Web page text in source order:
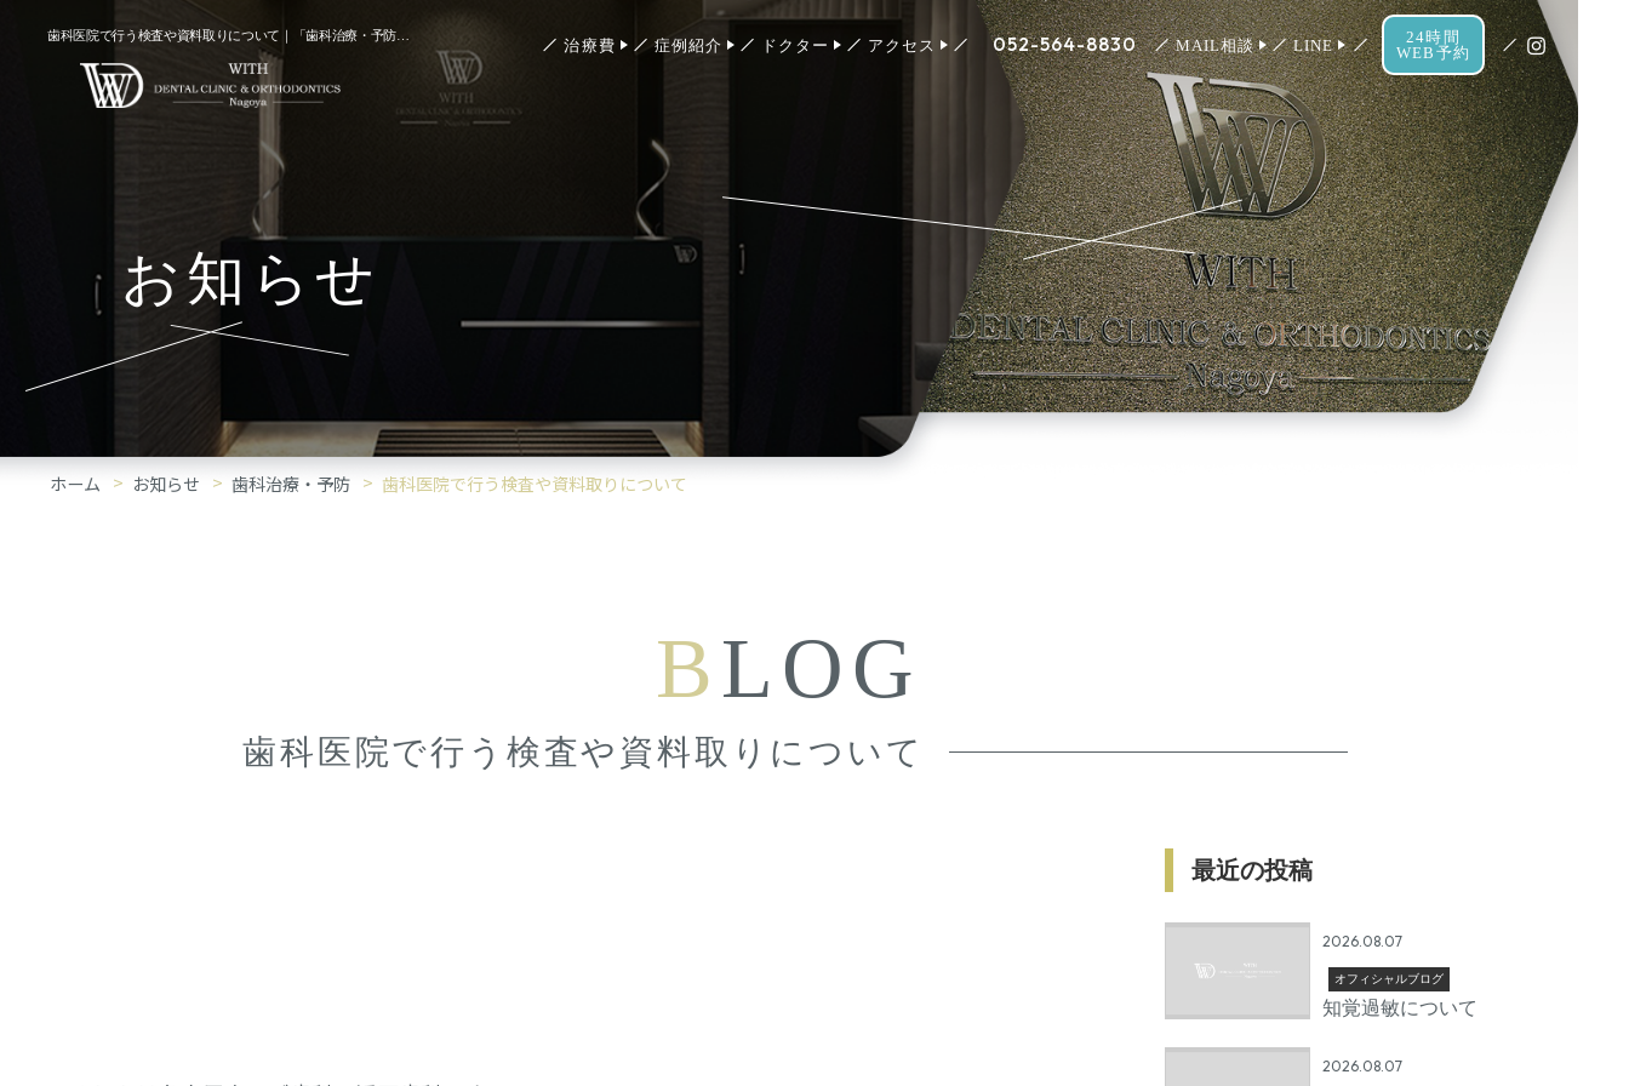
治療費 症例紹介 ドクター アクセス 052-564-8830 MAIL相談 LINE
24時間
WEB予約
お知らせ
ホーム お知らせ 歯科治療・予防 歯科医院で行う検査や資料取りについて
BLOG
歯科医院で行う検査や資料取りについて
最近の投稿
2026.08.07
オフィシャルブログ
知覚過敏について
2026.08.07